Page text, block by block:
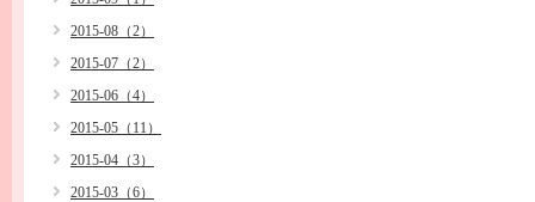
2015-08（2）
2015-07（2）
2015-06（4）
2015-05（11）
2015-04（3）
2015-03（6）